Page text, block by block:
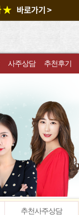
사주상담 추천후기
추천사주상담